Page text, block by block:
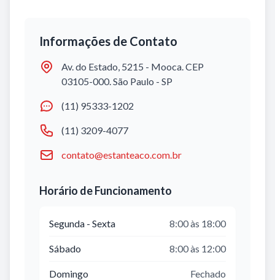
Informações de Contato
Av. do Estado, 5215 - Mooca. CEP
03105-000. São Paulo - SP
(11) 95333-1202
(11) 3209-4077
contato@estanteaco.com.br
Horário de Funcionamento
Segunda - Sexta 8:00 às 18:00
Sábado 8:00 às 12:00
Domingo Fechado